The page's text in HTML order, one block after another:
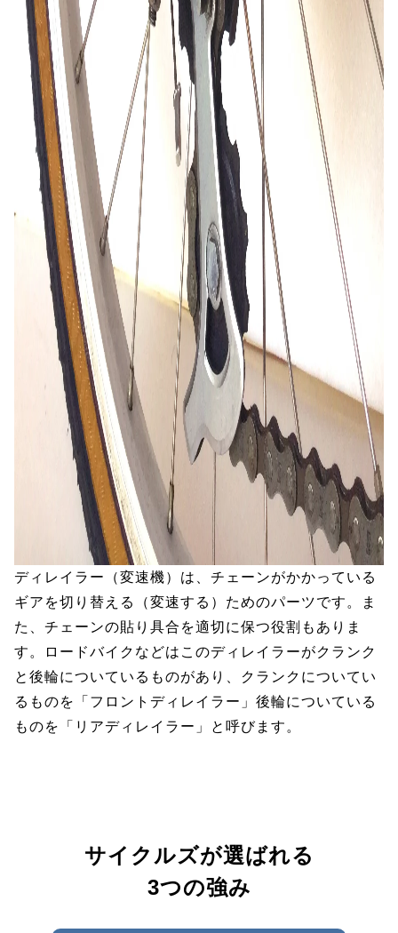
ディレイラー（変速機）は、チェーンがかかっている
ギアを切り替える（変速する）ためのパーツです。ま
た、チェーンの貼り具合を適切に保つ役割もありま
す。ロードバイクなどはこのディレイラーがクランク
と後輪についているものがあり、クランクについてい
るものを「フロントディレイラー」後輪についている
ものを「リアディレイラー」と呼びます。
サイクルズが選ばれる
3つの強み